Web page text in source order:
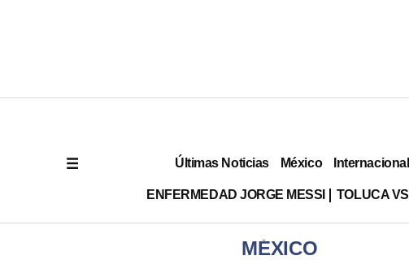
Últimas Noticias México Internacional
ENFERMEDAD JORGE MESSI TOLUCA
MÉXICO